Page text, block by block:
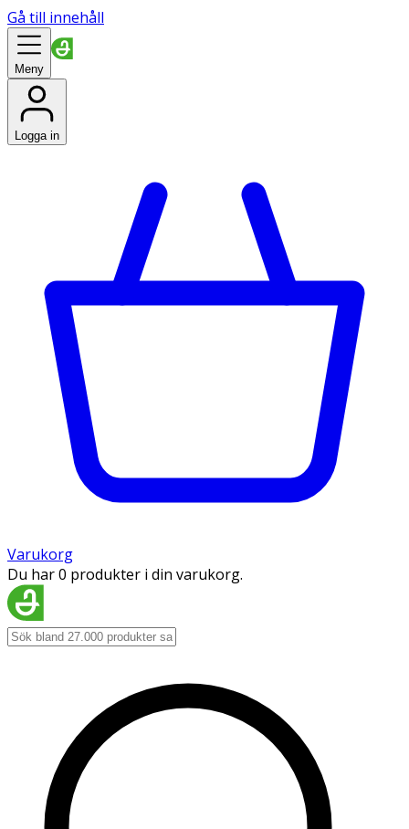
Gå till innehåll
Meny
Logga in
Varukorg
Du har 0 produkter i din varukorg.